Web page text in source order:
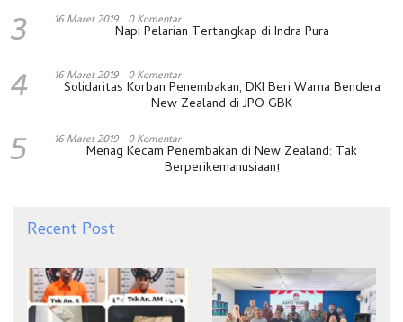
3 16 Maret 2019 0 Komentar
Napi Pelarian Tertangkap di Indra Pura
4 16 Maret 2019 0 Komentar
Solidaritas Korban Penembakan, DKI Beri Warna Bendera
New Zealand di JPO GBK
5 16 Maret 2019 0 Komentar
Menag Kecam Penembakan di New Zealand: Tak
Berperikemanusiaan!
Recent Post